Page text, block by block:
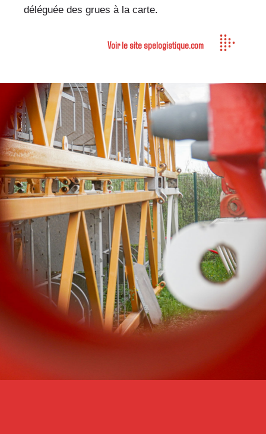
déléguée des grues à la carte.
Voir le site spelogistique.com